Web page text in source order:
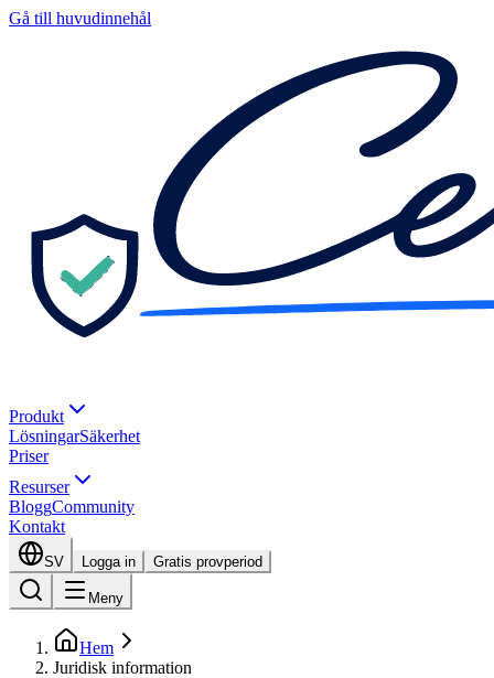
Gå till huvudinnehål
Produkt
LösningarSäkerhet
Priser
Resurser
BloggCommunity
Kontakt
SV Logga in Gratis provperiod
Meny
Hem
Juridisk information